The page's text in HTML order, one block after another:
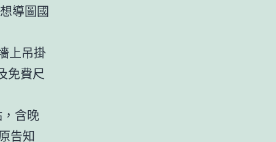
導圖國
上吊掛
免費尺
含晚
告知